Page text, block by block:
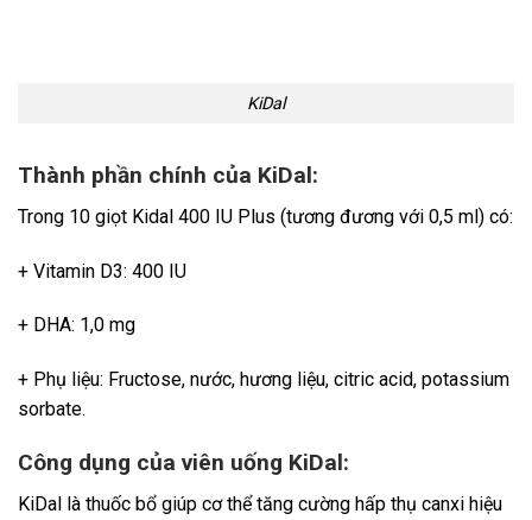
KiDal
Thành phần chính của KiDal:
Trong 10 giọt Kidal 400 IU Plus (tương đương với 0,5 ml) có:
+ Vitamin D3: 400 IU
+ DHA: 1,0 mg
+ Phụ liệu: Fructose, nước, hương liệu, citric acid, potassium
sorbate.
Công dụng của viên uống KiDal:
KiDal là thuốc bổ giúp cơ thể tăng cường hấp thụ canxi hiệu